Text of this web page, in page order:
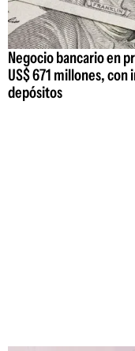
Negocio bancario en
US$ 671 millones,
depósitos